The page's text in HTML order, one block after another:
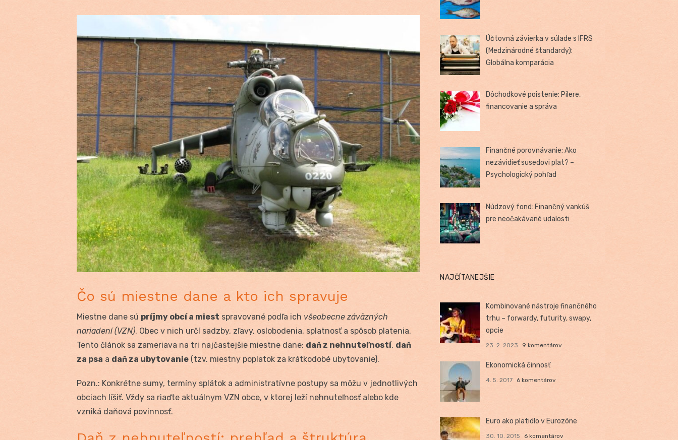
Čo sú miestne dane a kto ich spravuje
Miestne dane sú príjmy obcí a miest spravované podľa ich všeobecne záväzných
nariadení (VZN). Obec v nich určí sadzby, zľavy, oslobodenia, splatnosť a spôsob platenia.
Tento článok sa zameriava na tri najčastejšie miestne dane: daň z nehnuteľností, daň
za psa a daň za ubytovanie (tzv. miestny poplatok za krátkodobé ubytovanie).
Pozn.: Konkrétne sumy, termíny splátok a administratívne postupy sa môžu v jednotlivých
obciach líšiť. Vždy sa riaďte aktuálnym VZN obce, v ktorej leží nehnuteľnosť alebo kde
vzniká daňová povinnosť.
Účtovná závierka v súlade s IFRS
(Medzinárodné štandardy):
Globálna komparácia
Dôchodkové poistenie: Pilere,
financovanie a správa
Finančné porovnávanie: Ako
nezávidieť susedovi plat? –
Psychologický pohľad
Núdzový fond: Finančný vankúš
pre neočakávané udalosti
NAJČÍTANEJŠIE
Kombinované nástroje finančného
trhu – forwardy, futurity, swapy,
opcie
23. 2. 2023 9 komentárov
Ekonomická činnosť
4. 5. 2017 6 komentárov
Euro ako platidlo v Eurozóne
30. 10. 2015 6 komentárov